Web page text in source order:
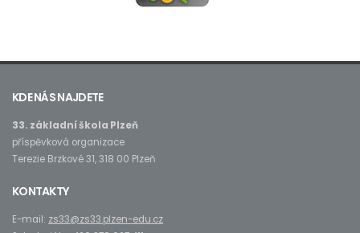
KDE NÁS NAJDETE
33. základní škola Plzeň
příspěvková organizace
Terezie Brzkové 31, 318 00 Plzeň
KONTAKTY
E-mail: zs33@zs33.plzen-edu.cz